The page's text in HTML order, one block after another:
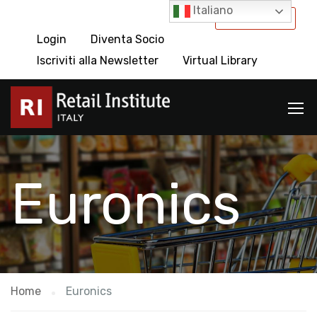
International
Login
Diventa Socio
Iscriviti alla Newsletter
Virtual Library
Euronics
Home Euronics
Italiano